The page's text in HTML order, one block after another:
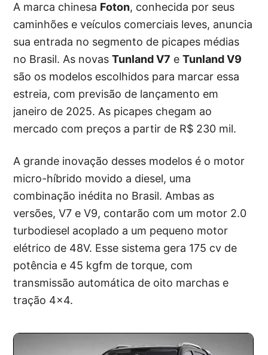
A marca chinesa Foton, conhecida por seus
caminhões e veículos comerciais leves, anuncia
sua entrada no segmento de picapes médias
no Brasil. As novasTunland V7 eTunland V9
são os modelos escolhidos para marcar essa
estreia, com previsão de lançamento em
janeiro de 2025. As picapes chegam ao
mercado com preços a partir de R$ 230 mil.
A grande inovação desses modelos é o motor
micro-híbrido movido a diesel, uma
combinação inédita no Brasil. Ambas as
versões, V7 e V9, contarão com um motor 2.0
turbodiesel acoplado a um pequeno motor
elétrico de 48V. Esse sistema gera 175 cv de
potência e 45 kgfm de torque, com
transmissão automática de oito marchas e
tração 4×4.